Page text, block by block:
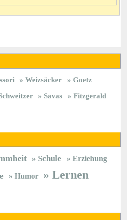
Weizsäcker
Goetz
Savas
Fitzgerald
Schule Erziehung
Humor Lernen